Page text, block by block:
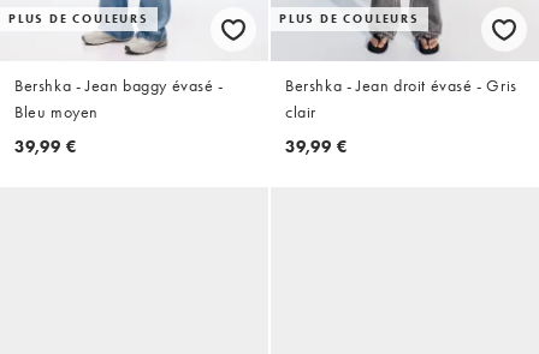
PLUS DE COULEURS
Bershka - Jean baggy évasé -
Bleu moyen
39,99 €
PLUS DE COULEURS
Bershka - Jean droit évasé - Gris
clair
39,99 €